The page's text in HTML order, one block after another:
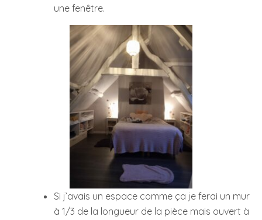
une fenêtre.
Si j’avais un espace comme ça je ferai un mur
à 1/3 de la longueur de la pièce mais ouvert à